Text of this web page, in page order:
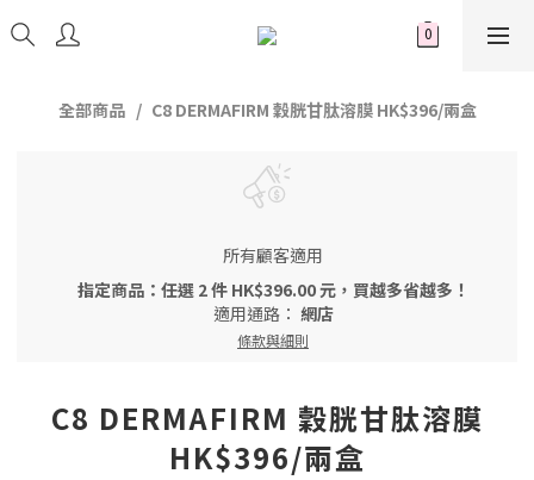
全部商品 C8 DERMAFIRM 穀胱甘肽溶膜 HK$396/兩盒
所有顧客適用
指定商品：任選 2 件 HK$396.00 元，買越多省越多！
適用通路： 網店
條款與細則
C8 DERMAFIRM 穀胱甘肽溶膜
HK$396/兩盒